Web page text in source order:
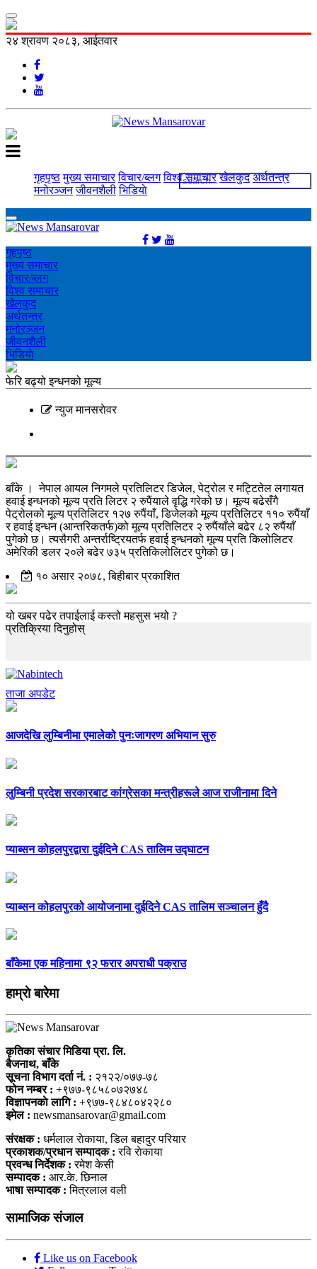
२४ श्रावण २०८३, आईतवार
गृहपृष्ठ मुख्य समाचार विचार/ब्लग विश्व समाचार खेलकुद अर्थतन्त्र
मनोरञ्‍जन जीवनशैली भिडियाे
गृहपृष्ठ
मुख्य समाचार
विचार/ब्लग
विश्व समाचार
खेलकुद
अर्थतन्त्र
मनोरञ्‍जन
जीवनशैली
भिडियाे
फेरि बढ्यो इन्धनको मूल्य
न्युज मानसराेवर
बाँके । नेपाल आयल निगमले प्रतिलिटर डिजेल, पेट्रोल र मट्टितेल लगायत
हवाई इन्धनको मूल्य प्रति लिटर २ रुपैंयाले वृद्धि गरेको छ। मूल्य बढेसँगै
पेट्रोलको मूल्य प्रतिलिटर १२७ रुपैंयाँ, डिजेलको मूल्य प्रतिलिटर ११० रुपैंयाँ
र हवाई इन्धन (आन्तरिकतर्फ)को मूल्य प्रतिलिटर २ रुपैंयाँले बढेर ८२ रुपैंयाँ
पुगेको छ। त्यसैगरी अन्तर्राष्ट्रियतर्फ हवाई इन्धनको मूल्य प्रति किलोलिटर
अमेरिकी डलर २०ले बढेर ७३५ प्रतिकिलोलिटर पुगेको छ।
१० असार २०७८, बिहीबार प्रकाशित
यो खबर पढेर तपाईलाई कस्तो महसुस भयो ?
प्रतिक्रिया दिनुहोस्
ताजा अपडेट
आजदेखि लुम्बिनीमा एमालेको पुनःजागरण अभियान सुरु
लुम्बिनी प्रदेश सरकारबाट कांग्रेसका मन्त्रीहरूले आज राजीनामा दिने
प्याब्सन कोहलपुरद्वारा दुईदिने CAS तालिम उद्घाटन
प्याब्सन कोहलपुरको आयोजनामा दुईदिने CAS तालिम सञ्चालन हुँदै
बाँकेमा एक महिनामा ९२ फरार अपराधी पक्राउ
हाम्राे बारेमा
कृतिका संचार मिडिया प्रा. लि.
बैजनाथ, बाँके
सूचना विभाग दर्ता नं. : २१२२/०७७-७८
फोन नम्बर : +९७७-९८५८०७२७४८
विज्ञापनकाे लागि : +९७७-९८४८०४२२८०
इमेल : newsmansarovar@gmail.com
संरक्षक : धर्मलाल राेकाया, डिल बहादुर परियार
प्रकाशक/प्रधान सम्पादक : रवि राेकाया
प्रवन्ध निर्देशक : रमेश केसी
सम्पादक : आर.के. छिनाल
भाषा सम्पादक : मित्रलाल वली
सामाजिक संजाल
Like us on Facebook